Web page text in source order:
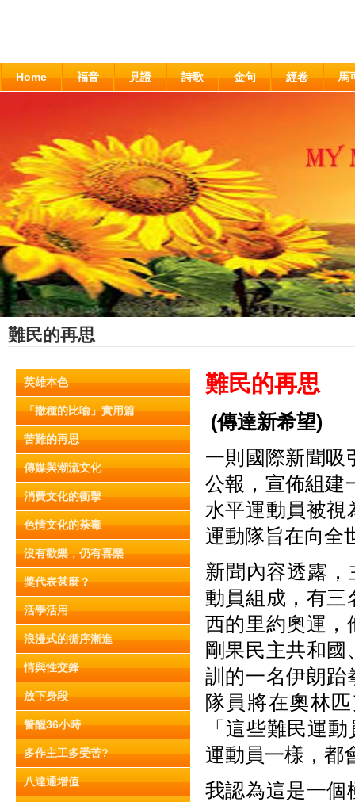
Home 福音 見證 詩歌 金句 經卷 馬
難民的再思
英雄本色
「撒種的比喻」實用篇
苦難的再思
傳媒與潮流文化
消費文化的衝擊
色情文化的荼毒
沒有歡樂，仍有喜樂
獎代表甚麼？
活學活用
浪漫式的循序漸進
情與性交鋒
放下身段
警醒36小時
多作主工多受苦?
八達通增值
難民的再思
(傳達新希望)
一則國際新聞吸
公報，宣佈組建
水平運動員被視
運動隊旨在向全
新聞內容透露
動員組成，有三
西的里約奧運，
剛果民主共和
訓的一名伊朗跆
隊員將在奧林
「這些難民運
運動員一樣，都
我認為這是一個